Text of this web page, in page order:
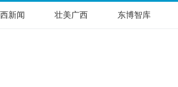
新闻 壮美广西 东博智库